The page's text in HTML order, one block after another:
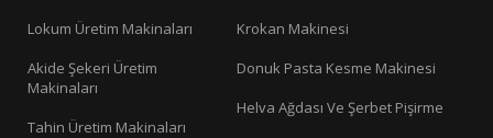
Lokum Üretim Makinaları
Akide Şekeri Üretim
Makinaları
Tahin Üretim Makinaları
Krokan Makinesi
Donuk Pasta Kesme Makinesi
Helva Ağdası Ve Şerbet Pişirme